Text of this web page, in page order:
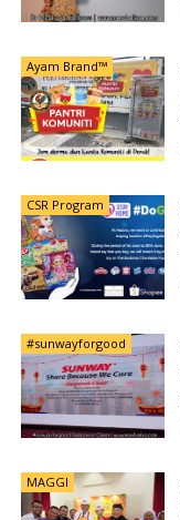
Ayam Brand™
CSR Program
#sunwayforgood
MAGGI